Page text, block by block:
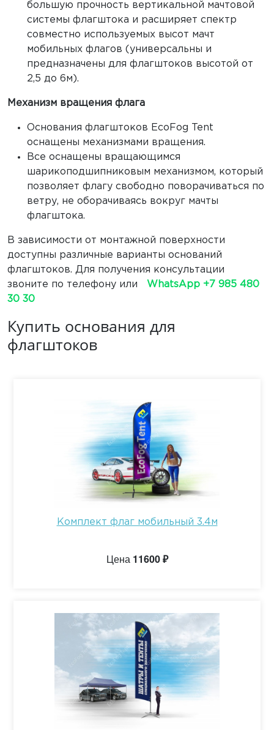
большую прочность вертикальной мачтовой
системы флагштока и расширяет спектр
совместно используемых высот мачт
мобильных флагов (универсальны и
предназначены для флагштоков высотой от
2,5 до 6м).
Механизм вращения флага
Основания флагштоков EcoFog Tent
оснащены механизмами вращения.
Все оснащены вращающимся
шарикоподшипниковым механизмом, который
позволяет флагу свободно поворачиваться по
ветру, не оборачиваясь вокруг мачты
флагштока.
В зависимости от монтажной поверхности
доступны различные варианты оснований
флагштоков. Для получения консультации
звоните по телефону или
WhatsApp +7 985 480
30 30
Купить основания для
флагштоков
Комплект флаг мобильный 3.4м
Цена 11600 ₽